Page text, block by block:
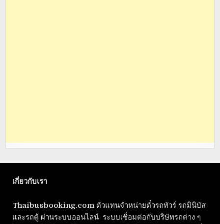
เกี่ยวกับเรา
Thaibusbooking.com ตัวแทนจำหน่ายตั๋วรถทัวร์ รถมินิบัส
และรถตู้ ผ่านระบบออนไลน์ ระบบเชื่อมต่อกับบริษัทรถต่าง ๆ